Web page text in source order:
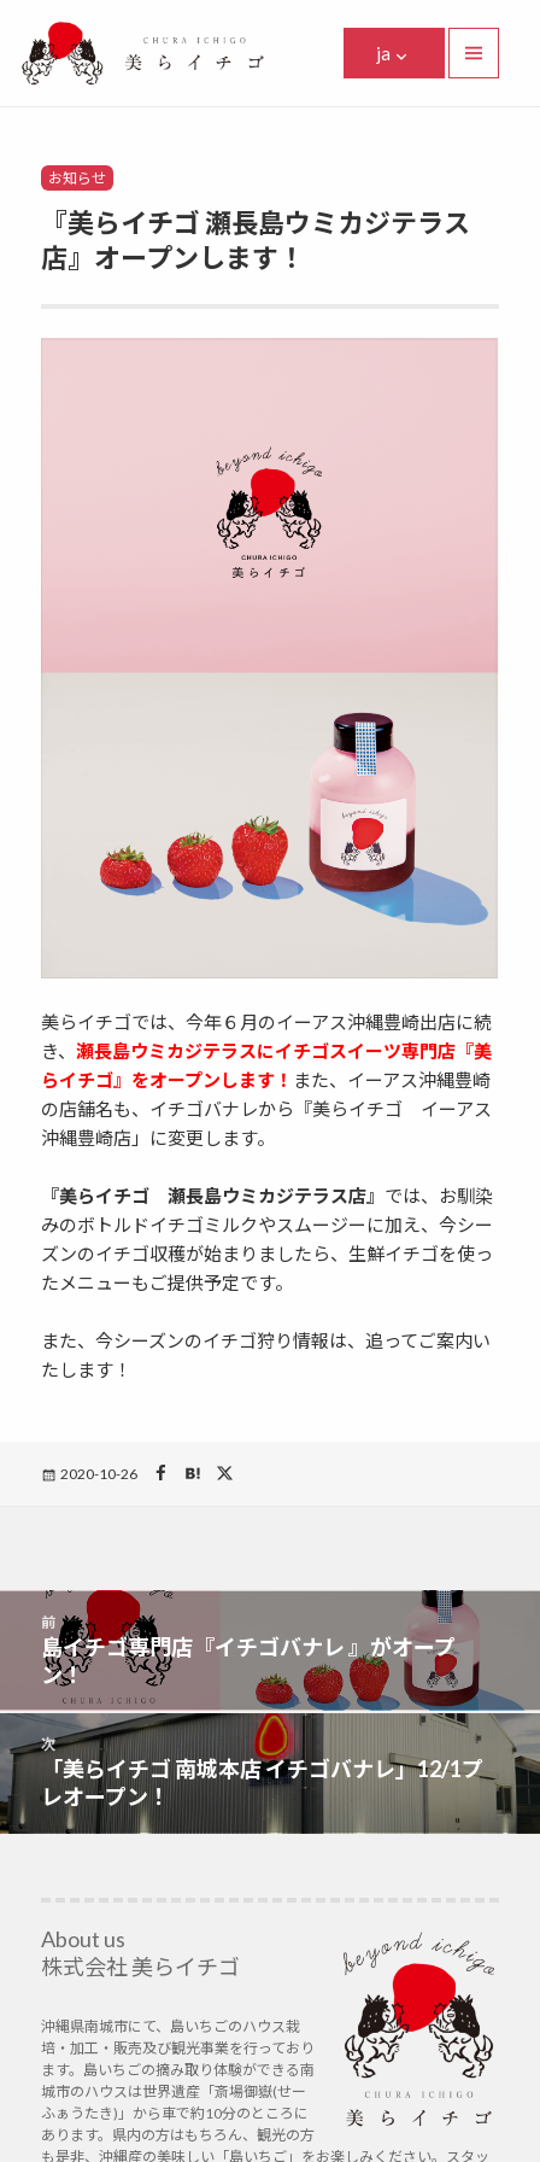
美らイチゴ
ja
Categories
お知らせ
『美らイチゴ 瀬長島ウミカジテラス
店』オープンします！
美らイチゴでは、今年６月のイーアス沖縄豊崎出店に続
き、瀬長島ウミカジテラスにイチゴスイーツ専門店『美
らイチゴ』をオープンします！ また、イーアス沖縄豊崎
の店舗名も、イチゴバナレから『美らイチゴ イーアス
沖縄豊崎店」に変更します。
『美らイチゴ 瀬長島ウミカジテラス店』 では、お馴染
みのボトルドイチゴミルクやスムージーに加え、今シー
ズンのイチゴ収穫が始まりましたら、生鮮イチゴを使っ
たメニューもご提供予定です。
また、今シーズンのイチゴ狩り情報は、追ってご案内い
たします！
Posted
2020-10-26
ゲ
ー
シ
ョ
ン
前
前
の
投
稿:
島イチゴ専門店『イチゴバナレ 』がオープ
ン！
次
次
の
投
「美らイチゴ 南城本店 イチゴバナレ」12/1プ
レオープン！
About us
株式会社 美らイチゴ
沖縄県南城市にて、島いちごのハウス栽
培・加工・販売及び観光事業を行っており
ます。島いちごの摘み取り体験ができる南
城市のハウスは世界遺産「斎場御嶽(せー
ふぁうたき)」から車で約10分のところに
あります。県内の方はもちろん、観光の方
も是非、沖縄産の美味しい「島いちご」をお楽しみください。スタッ